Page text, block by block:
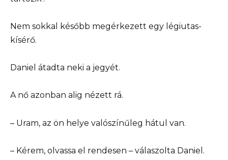
Nem sokkal később megérkezett egy légiutas-
kísérő.
Daniel átadta neki a jegyét.
A nő azonban alig nézett rá.
– Uram, az ön helye valószínűleg hátul van.
– Kérem, olvassa el rendesen – válaszolta Daniel.